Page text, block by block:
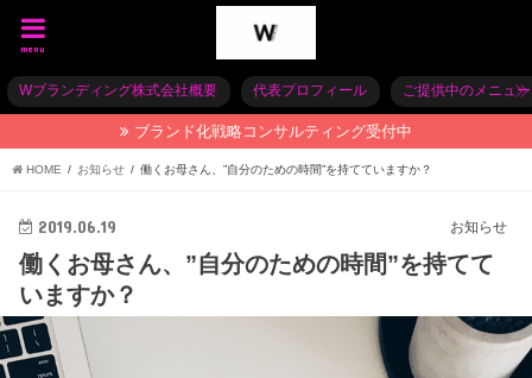
menu
Wブランディング株式会社概要 代表プロフィール ご提供中のメニュー
ブランド化戦略コンサルティング受付中
HOME お知らせ 働くお母さん、”自分のための時間”を持てていますか？
お知らせ
2019.06.19
働くお母さん、”自分のための時間”を持てて
いますか？